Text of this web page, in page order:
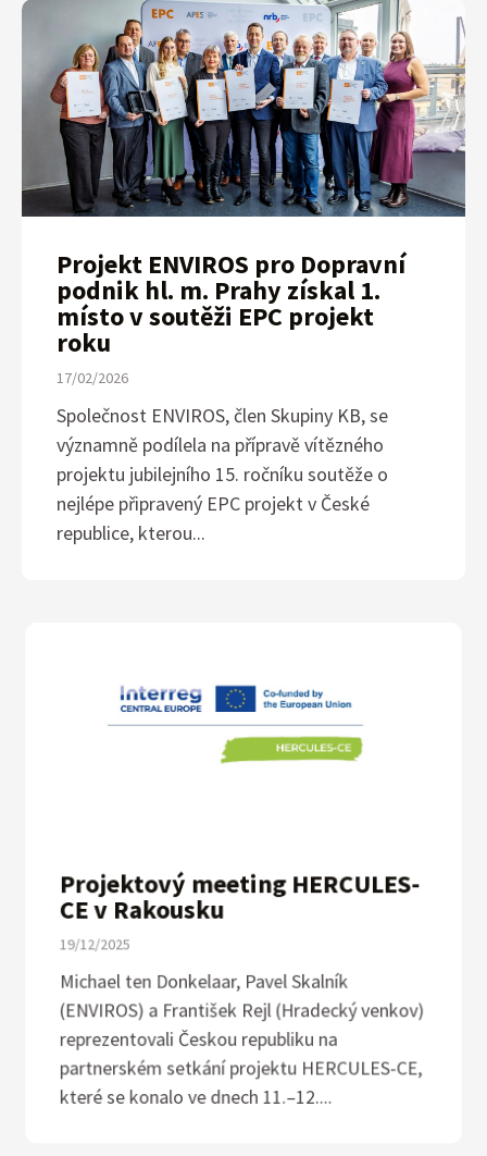
Projekt ENVIROS pro Dopravní
podnik hl. m. Prahy získal 1.
místo v soutěži EPC projekt
roku
17/02/2026
Společnost ENVIROS, člen Skupiny KB, se
významně podílela na přípravě vítězného
projektu jubilejního 15. ročníku soutěže o
nejlépe připravený EPC projekt v České
republice, kterou...
Projektový meeting HERCULES-
CE v Rakousku
19/12/2025
Michael ten Donkelaar, Pavel Skalník
(ENVIROS) a František Rejl (Hradecký venkov)
reprezentovali Českou republiku na
partnerském setkání projektu HERCULES-CE,
které se konalo ve dnech 11.–12....